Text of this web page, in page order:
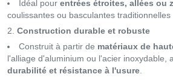
Idéal pour entrées étroites, allées ou
coulissantes ou basculantes traditionnelles
Construction durable et robuste
Construit à partir de matériaux de
l'alliage d'aluminium ou l'acier inoxydable,
durabilité et résistance à l'usure